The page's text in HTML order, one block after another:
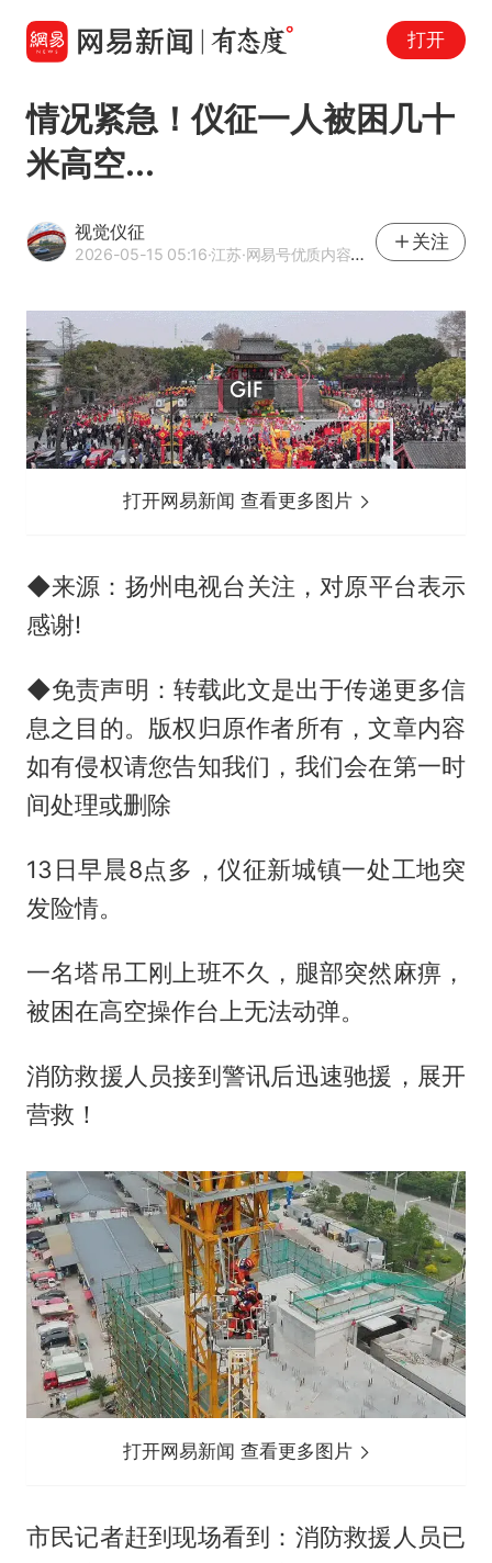
打开
情况紧急！仪征一人被困几十
米高空...
视觉仪征
2026-05-15 05:16·江苏·网易号优质内容创作者
关注
打开网易新闻 查看更多图片
◆来源：扬州电视台关注，对原平台表示
感谢!
◆免责声明：转载此文是出于传递更多信
息之目的。版权归原作者所有，文章内容
如有侵权请您告知我们，我们会在第一时
间处理或删除
13日早晨8点多，仪征新城镇一处工地突
发险情。
一名塔吊工刚上班不久，腿部突然麻痹，
被困在高空操作台上无法动弹。
消防救援人员接到警讯后迅速驰援，展开
营救！
打开网易新闻 查看更多图片
市民记者赶到现场看到：消防救援人员已